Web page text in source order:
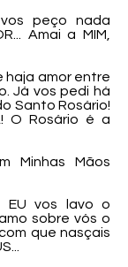
peço nada
Amai a MIM,
haja amor entre
Já vos pedi há
Santo Rosário!
O Rosário é a
Minhas Mãos
EU vos lavo o
sobre vós o
que nasçais